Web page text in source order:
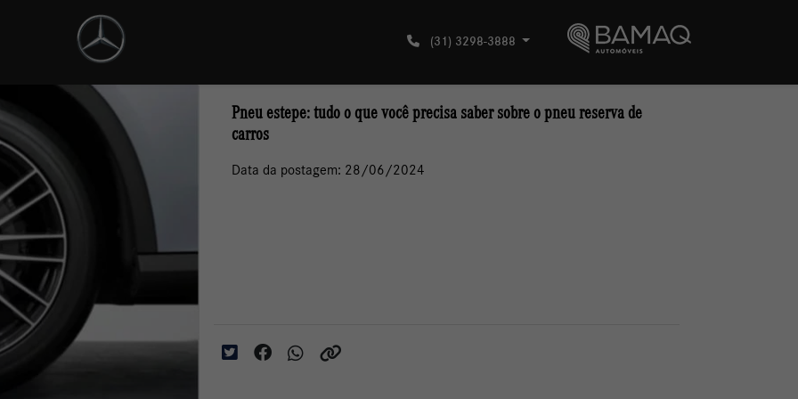
(31) 3298-3888
Pneu estepe: tudo o que você precisa saber sobre o pneu reserva de
carros
Data da postagem: 28/06/2024